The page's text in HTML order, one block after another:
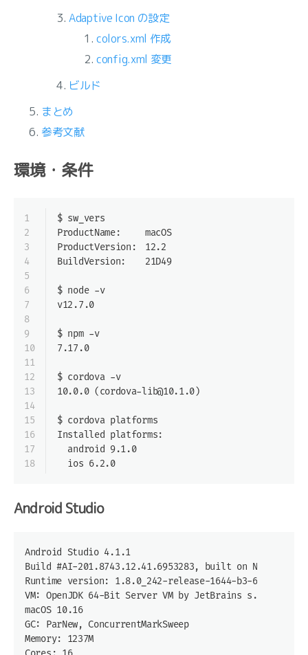
Adaptive Icon の設定
colors.xml 作成
config.xml 変更
ビルド
まとめ
参考文献
環境・条件
1
2
3
4
5
6
7
8
9
10
11
12
13
14
15
16
17
18
$ sw_vers
ProductName:	macOS
ProductVersion:	12.2
BuildVersion:	21D49
$ node -v
v12.7.0
$ npm -v
7.17.0
$ cordova -v
10.0.0 (cordova-lib@10.1.0)
$ cordova platforms
Installed platforms:
  android 9.1.0
  ios 6.2.0
Android Studio
Android Studio 4.1.1
Build #AI-201.8743.12.41.6953283, built on November
Runtime version: 1.8.0_242-release-1644-b3-6915495
VM: OpenJDK 64-Bit Server VM by JetBrains s.r.o
macOS 10.16
GC: ParNew, ConcurrentMarkSweep
Memory: 1237M